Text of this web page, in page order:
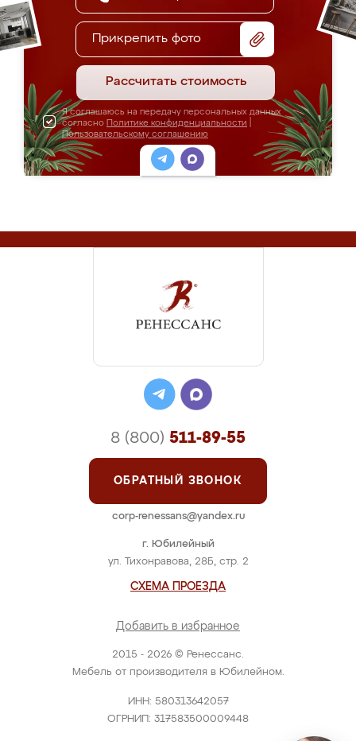
Прикрепить фото
Рассчитать стоимость
Я соглашаюсь на передачу персональных данных
согласно Политике конфиденциальности
Пользовательскому соглашению
2015 - 2026 © Ренессанс.
Мебель от производителя в Юбилейном.
ИНН: 580313642057
ОГРНИП: 317583500009448
г. Юбилейный
ул. Тихонравова, 28Б, стр. 2
СХЕМА ПРОЕЗДА
Добавить в избранное
8 (800) 511-89-55
ОБРАТНЫЙ ЗВОНОК
corp-renessans@yandex.ru